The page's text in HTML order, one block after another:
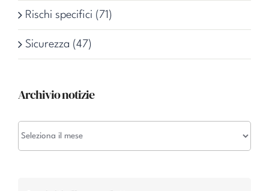
Rischi specifici (71)
Sicurezza (47)
Archivio notizie